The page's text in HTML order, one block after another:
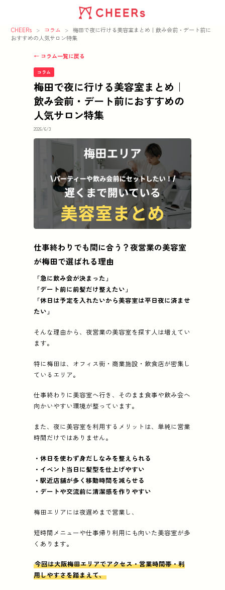
CHEERs > コラム > 梅田で夜に行ける美容室まとめ｜飲み会前・デート前に
おすすめの人気サロン特集
← コラム一覧に戻る
コラム
梅田で夜に行ける美容室まとめ｜
飲み会前・デート前におすすめの
人気サロン特集
2026/6/3
この記事の要点
仕事終わりでも間に合う？夜営業の美容室が梅田
紹介店 (5店):Cloe 梅田、CLAVIA.ECLART 梅田店、ili
仕事終わりでも間に合う？夜営業の美容室
が梅田で選ばれる理由
「急に飲み会が決まった」
「デート前に前髪だけ整えたい」
「休日は予定を入れたいから美容室は平日夜に済ませ
たい」
そんな理由から、夜営業の美容室を探す人は増えてい
ます。
特に梅田は、オフィス街・商業施設・飲食店が密集し
ているエリア。
仕事終わりに美容室へ行き、そのまま食事や飲み会へ
向かいやすい環境が整っています。
また、夜に美容室を利用するメリットは、単純に営業
時間だけではありません。
・休日を使わず身だしなみを整えられる
・イベント当日に髪型を仕上げやすい
・駅近店舗が多く移動時間を減らせる
・デートや交流前に清潔感を作りやすい
梅田エリアには夜遅めまで営業し、
短時間メニューや仕事帰り利用にも向いた美容室が多
くあります。
今回は大阪梅田エリアでアクセス・営業時間帯・利
用しやすさを踏まえて、